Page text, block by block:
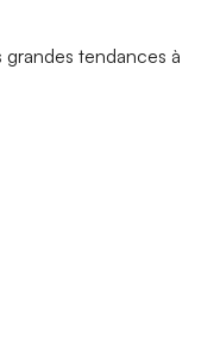
tendances à